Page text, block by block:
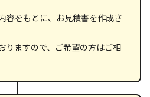
容をもとに、お見積書を作成さ
りますので、ご希望の方はご相